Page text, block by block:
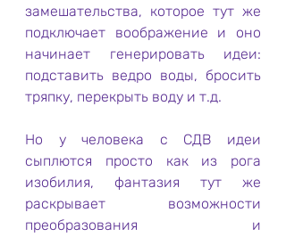
замешательства, которое тут же
подключает воображение и оно
начинает генерировать идеи:
подставить ведро воды, бросить
тряпку, перекрыть воду и т.д.
Но у человека с СДВ идеи
сыплются просто как из рога
изобилия, фантазия тут же
раскрывает возможности
преобразования и